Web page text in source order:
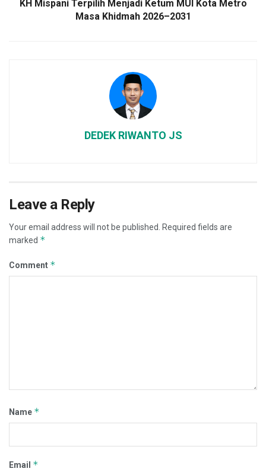
KH Mispani Terpilih Menjadi Ketum MUI Kota Metro
Masa Khidmah 2026–2031
DEDEK RIWANTO JS
Leave a Reply
Your email address will not be published.
Required fields are
marked *
Comment *
Name *
Email *